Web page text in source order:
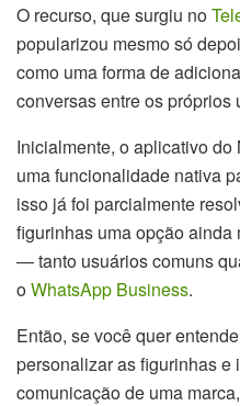
O recurso, que surgiu no
popularizou mesmo só
como uma forma de
conversas entre os próprios
Inicialmente, o aplicativo
uma funcionalidade nativa
isso já foi parcialmente
figurinhas uma opção
— tanto usuários comuns
oWhatsApp Business.
Então, se você quer
personalizar as figurinhas e
comunicação de uma